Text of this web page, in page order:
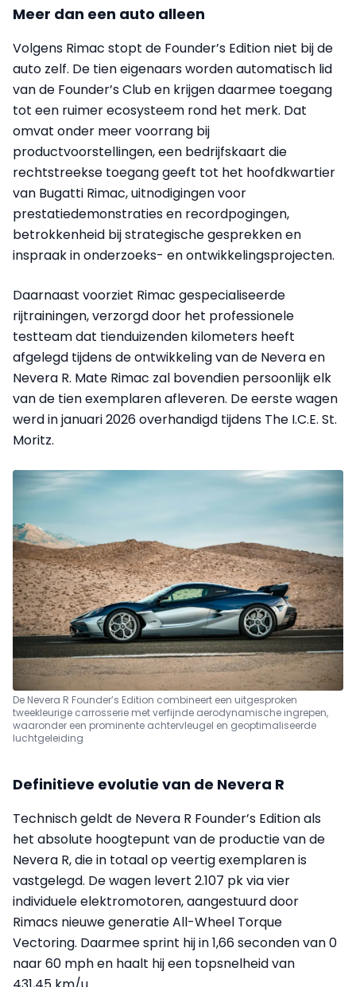
Meer dan een auto alleen
Volgens Rimac stopt de Founder’s Edition niet bij de
auto zelf. De tien eigenaars worden automatisch lid
van de Founder’s Club en krijgen daarmee toegang
tot een ruimer ecosysteem rond het merk. Dat
omvat onder meer voorrang bij
productvoorstellingen, een bedrijfskaart die
rechtstreekse toegang geeft tot het hoofdkwartier
van Bugatti Rimac, uitnodigingen voor
prestatiedemonstraties en recordpogingen,
betrokkenheid bij strategische gesprekken en
inspraak in onderzoeks- en ontwikkelingsprojecten.
Daarnaast voorziet Rimac gespecialiseerde
rijtrainingen, verzorgd door het professionele
testteam dat tienduizenden kilometers heeft
afgelegd tijdens de ontwikkeling van de Nevera en
Nevera R. Mate Rimac zal bovendien persoonlijk elk
van de tien exemplaren afleveren. De eerste wagen
werd in januari 2026 overhandigd tijdens The I.C.E. St.
Moritz.
De Nevera R Founder’s Edition combineert een uitgesproken
tweekleurige carrosserie met verfijnde aerodynamische ingrepen,
waaronder een prominente achtervleugel en geoptimaliseerde
luchtgeleiding
Definitieve evolutie van de Nevera R
Technisch geldt de Nevera R Founder’s Edition als
het absolute hoogtepunt van de productie van de
Nevera R, die in totaal op veertig exemplaren is
vastgelegd. De wagen levert 2.107 pk via vier
individuele elektromotoren, aangestuurd door
Rimacs nieuwe generatie All-Wheel Torque
Vectoring. Daarmee sprint hij in 1,66 seconden van 0
naar 60 mph en haalt hij een topsnelheid van